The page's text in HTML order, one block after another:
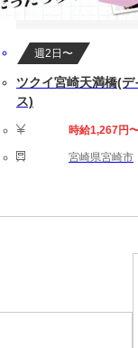
週2日〜
ツクイ宮崎天満橋(デ
ス)
時給1,267円
宮崎県宮崎市